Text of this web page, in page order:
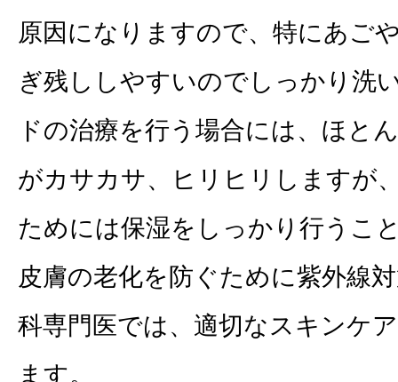
原因になりますので、特にあご
ぎ残ししやすいのでしっかり洗
ドの治療を行う場合には、ほと
がカサカサ、ヒリヒリしますが
ためには保湿をしっかり行うこ
皮膚の老化を防ぐために紫外線
科専門医では、適切なスキンケ
ます。